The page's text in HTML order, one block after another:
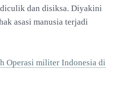
dan disiksa. Diyakini
asasi manusia terjadi
Operasi militer Indonesia di